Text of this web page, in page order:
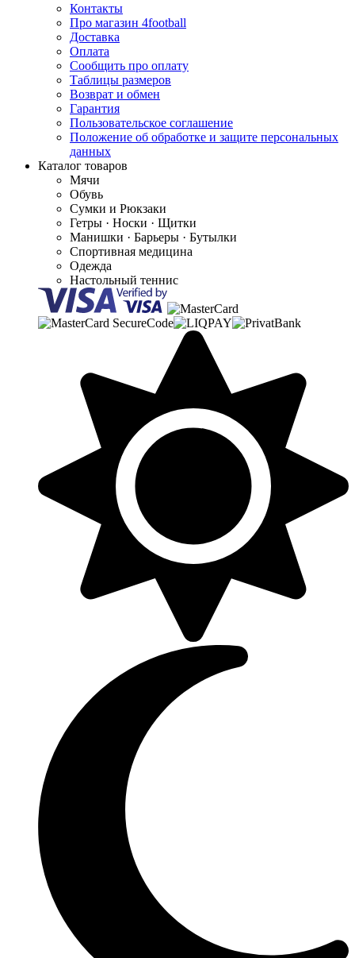
Контакты
Про магазин 4football
Доставка
Оплата
Сообщить про оплату
Таблицы размеров
Возврат и обмен
Гарантия
Пользовательское соглашение
Положение об обработке и защите персональных
данных
Каталог товаров
Мячи
Обувь
Сумки и Рюкзаки
Гетры · Носки · Щитки
Манишки · Барьеры · Бутылки
Спортивная медицина
Одежда
Настольный теннис